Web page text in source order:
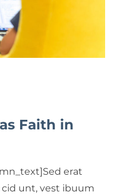
Faith in
erat
unt, vest ibuum